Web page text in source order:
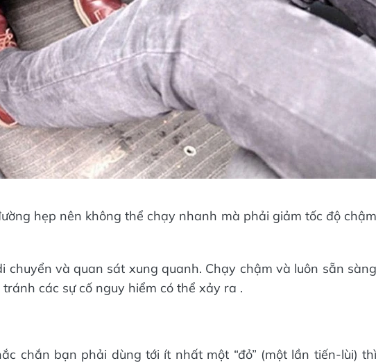
hẹp nên không thể chạy nhanh mà phải giảm tốc độ chậm
chuyển và quan sát xung quanh. Chạy chậm và luôn sẵn sàng
các sự cố nguy hiểm có thể xảy ra .
chắn bạn phải dùng tới ít nhất một “đỏ” (một lần tiến-lùi) thì